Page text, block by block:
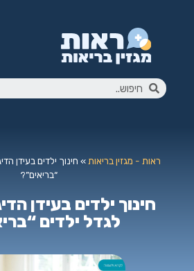
ראות - מגזין בריאות» חינוך ילדים בעידן
“בריאים”?
חינוך ילדים בעידן
לגדל ילדים